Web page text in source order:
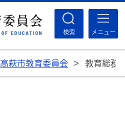
検索 メニュー
高萩市教育委員会 > 教育総務